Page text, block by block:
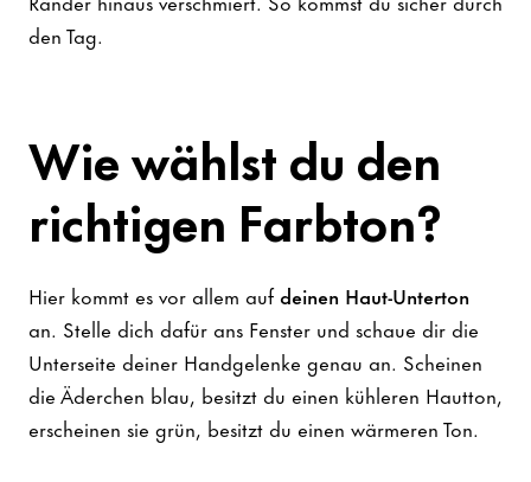
den Tag.
Wie wählst du den
richtigen Farbton?
Hier kommt es vor allem aufdeinen Haut-Unterton
an. Stelle dich dafür ans Fenster und schaue dir die
Unterseite deiner Handgelenke genau an. Scheinen
die Äderchen blau, besitzt du einen kühleren Hautton,
erscheinen sie grün, besitzt du einen wärmeren Ton.